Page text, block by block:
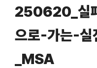
자료실
기술지원
250620_실
으로-가는-실
_MSA